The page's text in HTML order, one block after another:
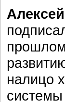
прошлом
налицо
системы